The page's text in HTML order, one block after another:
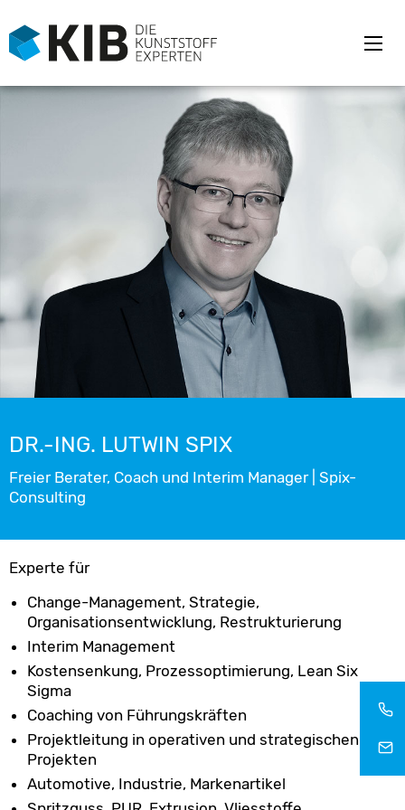
DR.-ING. LUTWIN SPIX
Freier Berater, Coach und Interim Manager | Spix-
Consulting
Experte für
Change-Management, Strategie,
Organisationsentwicklung, Restrukturierung
Interim Management
Kostensenkung, Prozessoptimierung, Lean Six
Sigma
Coaching von Führungskräften
Projektleitung in operativen und strategischen
Projekten
Automotive, Industrie, Markenartikel